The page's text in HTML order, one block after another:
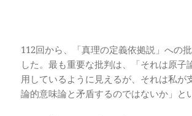
112回から、「真理の定義依拠説」への
した。最も重要な批判は、「それは原子
用しているように見えるが、それは私が
論的意味論と矛盾するのではないか」と